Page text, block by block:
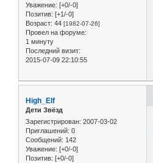
Уважение: [+0/-0]
Позитив: [+1/-0]
Возраст: 44 [1982-07-26]
Провел на форуме:
1 минуту
Последний визит:
2015-07-09 22:10:55
High_Elf
Дети Звёзд
Зарегистрирован: 2007-03-02
Приглашений: 0
Сообщений: 142
Уважение: [+0/-0]
Позитив: [+0/-0]